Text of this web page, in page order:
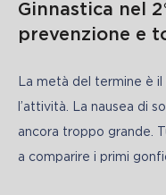
Ginnastica nel
prevenzione e
La metà del termine è
l’attività. La nausea di
ancora troppo grande.
a comparire i primi